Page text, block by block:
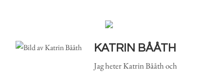
KATRIN BÅÅTH
Jag heter Katrin Bååth och